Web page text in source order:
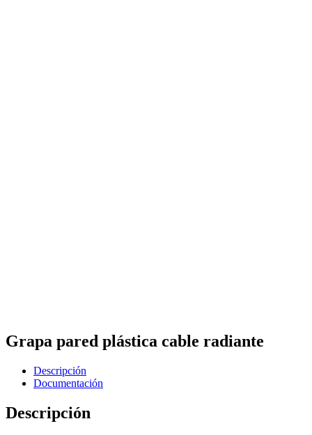
Grapa pared plástica cable radiante
Descripción
Documentación
Descripción